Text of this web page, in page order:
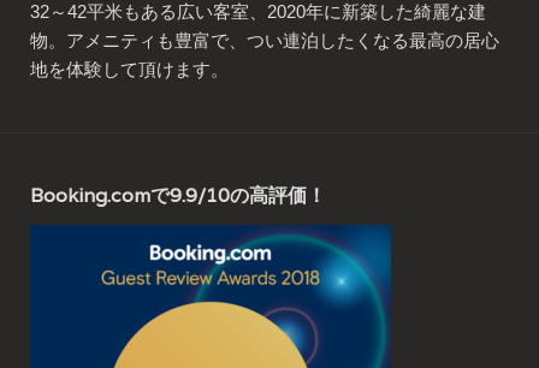
32～42平米もある広い客室、2020年に新築した綺麗な建
物。アメニティも豊富で、つい連泊したくなる最高の居心
地を体験して頂けます。
Booking.comで9.9/10の高評価！